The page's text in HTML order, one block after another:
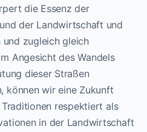
die Essenz der
der Landwirtschaft und
zugleich gleich
Angesicht des Wandels
dieser Straßen
können wir eine Zukunft
respektiert als
in der Landwirtschaft